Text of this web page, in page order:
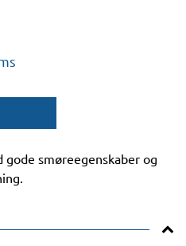
smøreegenskaber og